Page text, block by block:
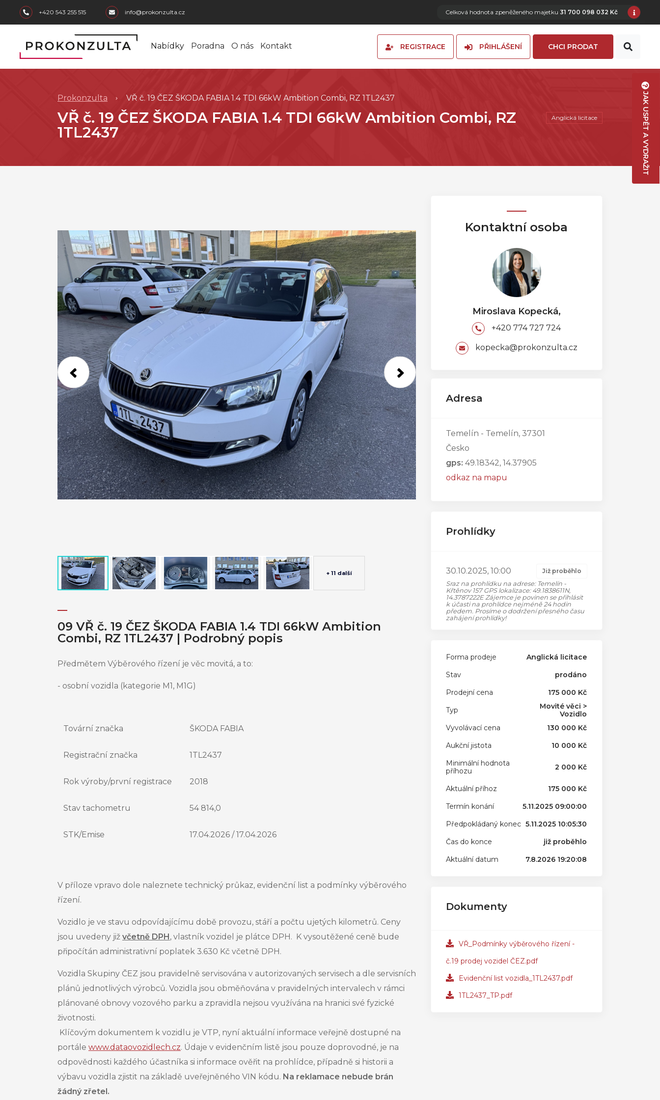
skip to main content
+420 543 255 515 info@prokonzulta.cz Celková hodnota zpeněženého majetku 31 700 098 032 Kč
Nabídky Poradna O nás Kontakt REGISTRACE PŘIHLÁŠENÍ CHCI PRODAT
Prokonzulta VŘ č. 19 ČEZ ŠKODA FABIA 1.4 TDI 66kW Ambition Combi, RZ 1TL2437
VŘ č. 19 ČEZ ŠKODA FABIA 1.4 TDI 66kW Ambition Combi, RZ
1TL2437
Anglická licitace
+ 11 další
09 VŘ č. 19 ČEZ ŠKODA FABIA 1.4 TDI 66kW Ambition
Combi, RZ 1TL2437 | Podrobný popis
Předmětem Výběrového řízení je věc movitá, a to:
- osobní vozidla (kategorie M1, M1G)
Tovární značka ŠKODA FABIA
Registrační značka 1TL2437
Rok výroby/první registrace 2018
Stav tachometru 54 814,0
STK/Emise 17.04.2026 / 17.04.2026
V příloze vpravo dole naleznete technický průkaz, evidenční list a podmínky výběrového
řízení.
Vozidlo je ve stavu odpovídajícímu době provozu, stáří a počtu ujetých kilometrů. Ceny
jsou uvedeny již včetně DPH , vlastník vozidel je plátce DPH. K vysoutěžené ceně bude
připočítán administrativní poplatek 3.630 Kč včetně DPH.
Vozidla Skupiny ČEZ jsou pravidelně servisována v autorizovaných servisech a dle servisních
plánů jednotlivých výrobců. Vozidla jsou obměňována v pravidelných intervalech v rámci
plánované obnovy vozového parku a zpravidla nejsou využívána na hranici své fyzické
životnosti.
Klíčovým dokumentem k vozidlu je VTP, nyní aktuální informace veřejně dostupné na
portále www.dataovozidlech.cz. Údaje v evidenčním listě jsou pouze doprovodné, je na
odpovědnosti každého účastníka si informace ověřit na prohlídce, případně si historii a
výbavu vozidla zjistit na základě uveřejněného VIN kódu. Na reklamace nebude brán
žádný zřetel.
Kontaktní osoba
Miroslava Kopecká,
+420 774 727 724
kopecka@prokonzulta.cz
Adresa
Temelín - Temelín, 37301
Česko
gps: 49.18342, 14.37905
odkaz na mapu
Prohlídky
30.10.2025, 10:00
Již proběhlo
Sraz na prohlídku na adrese: Temelín -
Křtěnov 157 GPS lokalizace: 49.1838611N,
14.3787222E Zájemce je povinen se přihlásit
k účasti na prohlídce nejméně 24 hodin
předem. Prosíme o dodržení přesného času
zahájení prohlídky!
Forma prodeje
Anglická licitace
Stav
prodáno
Prodejní cena
175 000 Kč
Typ
Movité věci >
Vozidlo
Vyvolávací cena
130 000 Kč
Aukční jistota
10 000 Kč
Minimální hodnota
příhozu
2 000 Kč
Aktuální příhoz
175 000 Kč
Termín konání
5.11.2025 09:00:00
Předpokládaný konec 5.11.2025 10:05:30
Čas do konce
již proběhlo
Aktuální datum
7.8.2026 19:20:08
Dokumenty
VŘ_Podmínky výběrového řízení -
č.19 prodej vozidel ČEZ.pdf
Evidenční list vozidla_1TL2437.pdf
1TL2437_TP.pdf
JAK USPĚT A VYDRAŽIT